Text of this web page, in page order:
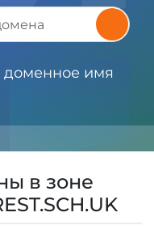
доменное имя
в зоне